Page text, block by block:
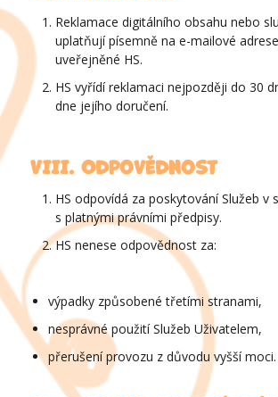
Reklamace digitálního obsahu nebo
uplatňují písemně na e-mailové adrese
uveřejněné HS.
HS vyřídí reklamaci nejpozději do 30
dne jejího doručení.
VIII. Odpovědnost
HS odpovídá za poskytování Služeb v
s platnými právními předpisy.
HS nenese odpovědnost za:
výpadky způsobené třetími stranami,
nesprávné použití Služeb Uživatelem,
přerušení provozu z důvodu vyšší moci.